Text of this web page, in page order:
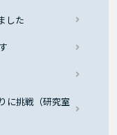
した
に挑戦（研究室